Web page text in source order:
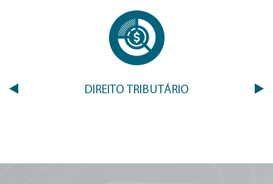
DIREITO TRIBUTÁRIO